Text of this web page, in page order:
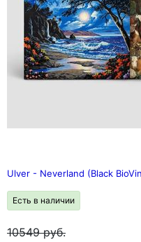
на уровне глаз"
"Metallic Spheres"
которое объединяет обе
должны быть
пропитанному Л..
бреду, чтобы
(musikexpress, 11 / 2010)
Ulver - Neverland (Black
Есть в наличии
10549руб.